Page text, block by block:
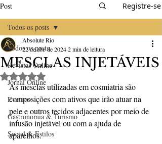
Post Registre-se
Todos os posts
Revistas Online
Jornal Online
Eventos
Gastronomia & Turismo
Social & Estilos
Todos os posts
MESCLAS INJETÁVEIS
Absolute Rio
22 de abr. de 20242 min de leitura
Avaliado com NaN de 5 estrelas.
As mesclas utilizadas em cosmiatria são
composições com ativos que irão atuar na
pele e outros tecidos adjacentes por meio de
infusão injetável ou com a ajuda de
aparelhos.